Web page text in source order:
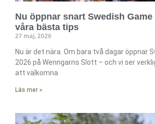
Nu öppnar snart Swedish Game
våra bästa tips
27 maj, 2026
Nu är det nära. Om bara två dagar öppnar
2026 på Wenngarns Slott – och vi ser
att välkomna
Läs mer »